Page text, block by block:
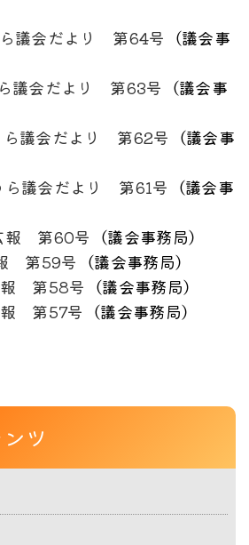
議会だより 第64号 （議会事
議会だより 第63号 （議会事
ら議会だより 第62号 （議会事
ら議会だより 第61号 （議会事
報 第60号 （議会事務局）
第59号 （議会事務局）
報 第58号 （議会事務局）
第57号 （議会事務局）
ツ